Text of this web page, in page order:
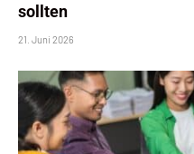
sollten
21. Juni 2026